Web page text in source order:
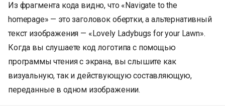
Из фрагмента кода видно, что «Navigate to the
homepage» — это заголовок обертки, а альтернативный
текст изображения — «Lovely Ladybugs for your Lawn».
Когда вы слушаете код логотипа с помощью
программы чтения с экрана, вы слышите как
визуальную, так и действующую составляющую,
переданные в одном изображении.